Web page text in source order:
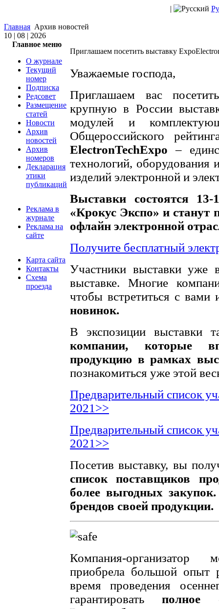
|
Главная Архив новостей
10 | 08 | 2026
Главное меню
О журнале
Текущий
номер
Подписка
Редсовет
Размещение
статей
Новости
Архив
новостей
Архив
номеров
Декларация
этики
публикаций
Реклама в
журнале
Реклама на
сайте
Карта сайта
Контакты
Схема
проезда
Приглашаем посетить выставку
Уважаемые господа,
Приглашаем вас
крупную в России
модулей и
Общероссийского
ElectronTechExpo –
технологий, оборудования
изделий электронной и
Выставки состоятся
«Крокус Экспо» и станут
офлайн электронной
Получите бесплатный
Участники выставки уже
выставке. Многие
чтобы встретиться с вами
новинок.
В экспозиции выставки
компании, которые
продукцию в рамках
познакомиться уже этой
Предварительный список
2021>>
Предварительный список
2021>>
Посетив выставку, вы
список поставщиков
более выгодных закупок.
брендов своей продукции.
Компания-
приобрела большой опыт
время проведения
гарантироватьполное